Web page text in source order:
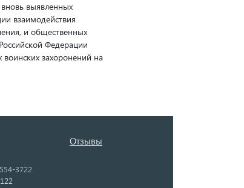
выявленных
взаимодействия
и общественных
Федерации
захоронений на
Отзывы
3722